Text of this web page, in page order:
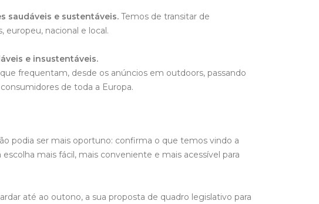
saudáveis e sustentáveis. Temos de transitar de
europeu, nacional e local.
e insustentáveis.
frequentam, desde os anúncios em outdoors, passando
de toda a Europa.
podia ser mais oportuno: confirma o que temos vindo a
mais fácil, mais conveniente e mais acessível para
até ao outono, a sua proposta de quadro legislativo para